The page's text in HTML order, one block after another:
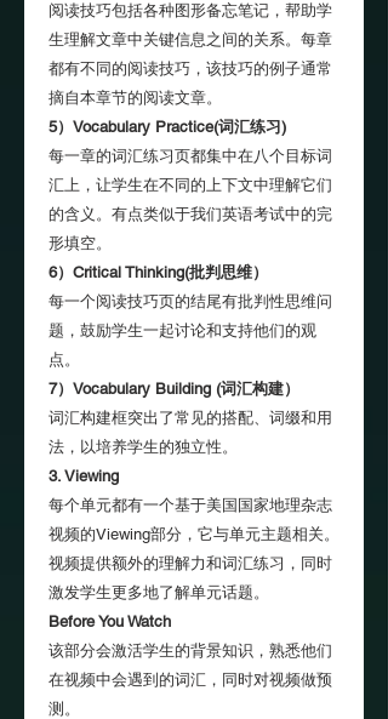
阅读技巧包括各种图形备忘笔记，帮助学
生理解文章中关键信息之间的关系。每章
都有不同的阅读技巧，该技巧的例子通常
摘自本章节的阅读文章。
5）Vocabulary Practice(词汇练习)
每一章的词汇练习页都集中在八个目标词
汇上，让学生在不同的上下文中理解它们
的含义。有点类似于我们英语考试中的完
形填空。
6）Critical Thinking(批判思维）
每一个阅读技巧页的结尾有批判性思维问
题，鼓励学生一起讨论和支持他们的观
点。
7）Vocabulary Building (词汇构建）
词汇构建框突出了常见的搭配、词缀和用
法，以培养学生的独立性。
3. Viewing
每个单元都有一个基于美国国家地理杂志
视频的Viewing部分，它与单元主题相关。
视频提供额外的理解力和词汇练习，同时
激发学生更多地了解单元话题。
Before You Watch
该部分会激活学生的背景知识，熟悉他们
在视频中会遇到的词汇，同时对视频做预
测。